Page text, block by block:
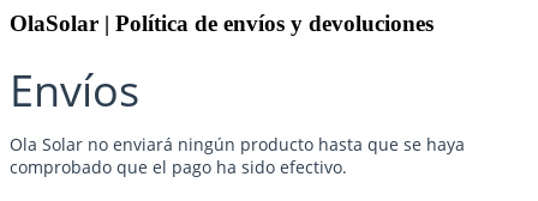
OlaSolar | Política de envíos y devoluciones
Envíos
Ola Solar no enviará ningún producto hasta que se haya
comprobado que el pago ha sido efectivo.